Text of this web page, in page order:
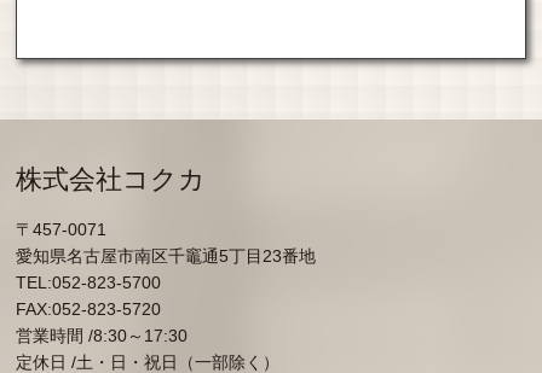
株式会社コクカ
〒457-0071
愛知県名古屋市南区千竈通5丁目23番地
TEL:052-823-5700
FAX:052-823-5720
営業時間 /8:30～17:30
定休日 /土・日・祝日（一部除く）